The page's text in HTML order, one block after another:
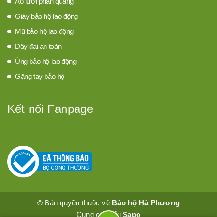
tin của doanh nghiệp sẽ giúp quảng bá thương
hiệu của doanh nghiệp. Điều này không chỉ là
cách để tăng tính nhận diện cho doanh nghiệp mà
còn giúp khách hàng dễ dàng nhận biết được
nhân viên bảo vệ của doanh nghiệp, khi đó có thể
nhờ họ giúp đỡ, hướng dẫn, giải quyết thắc mắc,
Đồng phục bảo vệ chất lượng bao gồm
Là bộ trang phục quy định cho nhân viên bảo vệ
bao gồm những phụ kiện sau:
1. Áo bảo vệ có logo
Được may bằng chất liệu vải thô hoặc vải kaki
Giày bảo hộ lao động
Mũ bảo hộ lao động
Dây đai an toàn
Ủng bảo hộ lao động
Găng tay bảo hộ
Kết nối Fanpage
© Bản quyền thuộc về Bảo hộ Hà Phương
Cung cấp bởiSapo